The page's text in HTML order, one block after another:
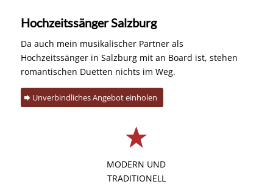
Hochzeitssänger Salzburg
Da auch mein musikalischer Partner als
Hochzeitssänger in Salzburg mit an Board ist, stehen
romantischen Duetten nichts im Weg.
Unverbindliches Angebot einholen
MODERN UND
TRADITIONELL